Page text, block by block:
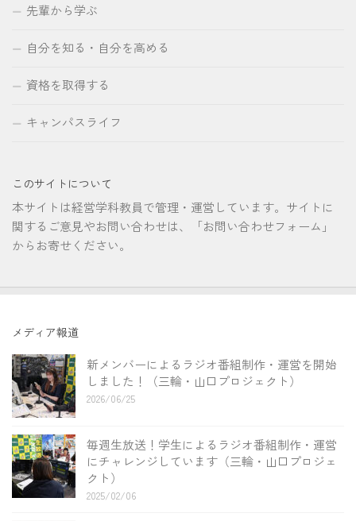
先輩から学ぶ
自分を知る・自分を高める
資格を取得する
キャンパスライフ
このサイトについて
本サイトは経営学科教員で管理・運営しています。サイトに
関するご意見やお問い合わせは、「お問い合わせフォーム」
からお寄せください。
メディア報道
新メンバーによるラジオ番組制作・運営を開始
しました！（三輪・山口プロジェクト）
2026/06/25
毎週生放送！学生によるラジオ番組制作・運営
にチャレンジしています（三輪・山口プロジェ
クト）
2025/02/06